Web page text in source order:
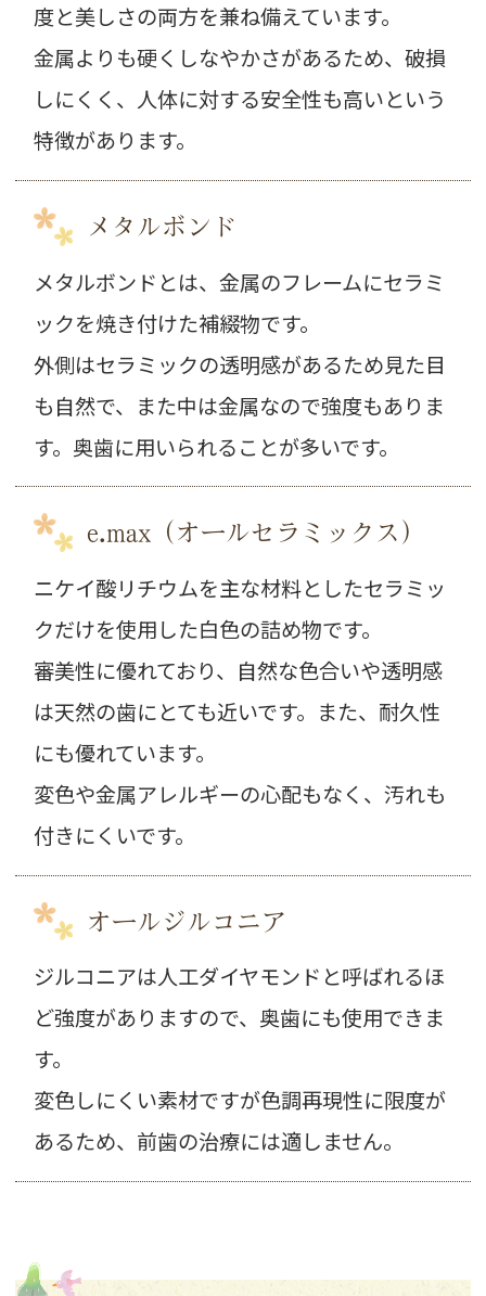
度と美しさの両方を兼ね備えています。
金属よりも硬くしなやかさがあるため、破損
しにくく、人体に対する安全性も高いという
特徴があります。
メタルボンド
メタルボンドとは、金属のフレームにセラミ
ックを焼き付けた補綴物です。
外側はセラミックの透明感があるため見た目
も自然で、また中は金属なので強度もありま
す。奥歯に用いられることが多いです。
e.max（オールセラミックス）
ニケイ酸リチウムを主な材料としたセラミッ
クだけを使用した白色の詰め物です。
審美性に優れており、自然な色合いや透明感
は天然の歯にとても近いです。また、耐久性
にも優れています。
変色や金属アレルギーの心配もなく、汚れも
付きにくいです。
オールジルコニア
ジルコニアは人工ダイヤモンドと呼ばれるほ
ど強度がありますので、奥歯にも使用できま
す。
変色しにくい素材ですが色調再現性に限度が
あるため、前歯の治療には適しません。